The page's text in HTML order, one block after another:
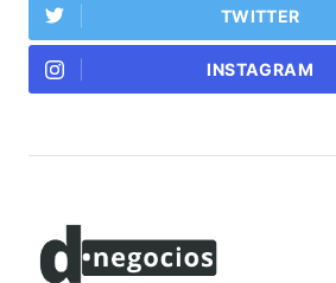
TWITTER
INSTAGRAM